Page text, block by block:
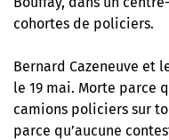
cohortes de policiers.
Bernard Cazeneuve et
le 19 mai. Morte parce
camions policiers sur
parce qu’aucune